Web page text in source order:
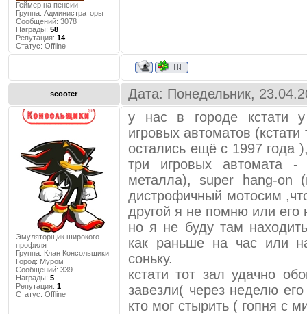
Геймер на пенсии
Группа: Администраторы
Сообщений: 3078
Награды: 58
Репутация: 14
Статус: Offline
scooter Дата: Понедельник,
Эмуляторщик широкого
профиля
Группа: Клан Консольщики
Город: Муром
Сообщений: 339
Награды: 5
Репутация: 1
Статус: Offline
у нас в городе кстати
игровых автоматов
остались ещё с 1997 года
три игровых автомата -
металла), super hang-
дистрофичный мотосим
другой я не помню или его
но я не буду там
как раньше на час или
соньку.
кстати тот зал удачно
завезли( через неделю
кто мог стырить ( гопня с